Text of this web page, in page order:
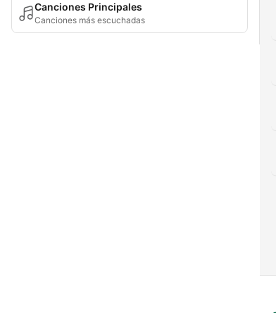
Canciones Principales
Canciones más escuchadas